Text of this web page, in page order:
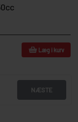
Læg i kurv
NÆSTE